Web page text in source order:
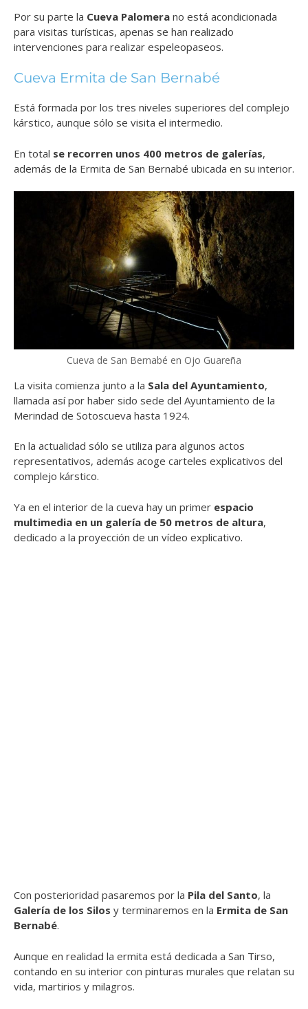
Por su parte la Cueva Palomera no está acondicionada
para visitas turísticas, apenas se han realizado
intervenciones para realizar espeleopaseos.
Cueva Ermita de San Bernabé
Está formada por los tres niveles superiores del complejo
kárstico, aunque sólo se visita el intermedio.
En total se recorren unos 400 metros de galerías,
además de la Ermita de San Bernabé ubicada en su interior.
Cueva de San Bernabé en Ojo Guareña
La visita comienza junto a la Sala del Ayuntamiento,
llamada así por haber sido sede del Ayuntamiento de la
Merindad de Sotoscueva hasta 1924.
En la actualidad sólo se utiliza para algunos actos
representativos, además acoge carteles explicativos del
complejo kárstico.
Ya en el interior de la cueva hay un primer espacio
multimedia en un galería de 50 metros de altura,
dedicado a la proyección de un vídeo explicativo.
Con posterioridad pasaremos por la Pila del Santo, la
Galería de los Silos y terminaremos en la Ermita de San
Bernabé.
Aunque en realidad la ermita está dedicada a San Tirso,
contando en su interior con pinturas murales que relatan su
vida, martirios y milagros.